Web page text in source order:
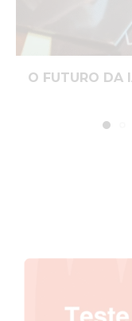
O FUTURO DA